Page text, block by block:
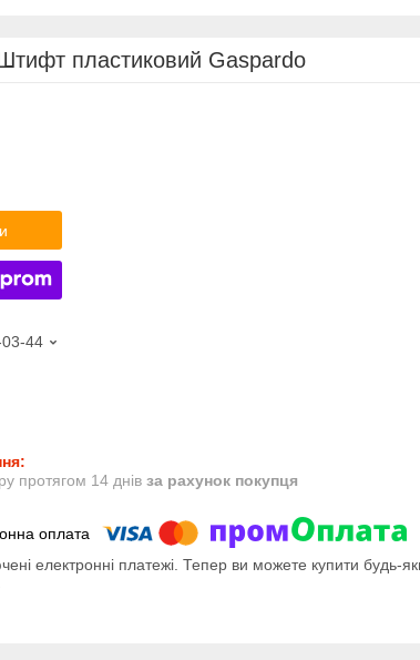
пластиковий Gaspardo
44
протягом 14 днів за рахунок покупця
електронні платежі. Тепер ви можете купити будь-